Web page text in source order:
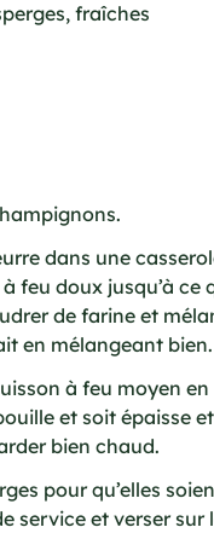
fraîches
dans une
feu doux jusqu’à ce
de farine et
en mélangeant bien.
à feu moyen
et soit épaisse
bien chaud.
pour qu’elles
service et verser